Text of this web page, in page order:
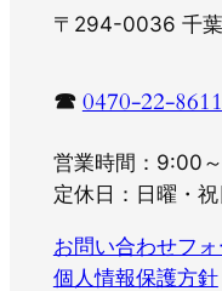
〒294-0036 千
☎ 0470-22-8611
営業時間：9:00
定休日：日曜・祝
お問い合わせフ
個人情報保護方針